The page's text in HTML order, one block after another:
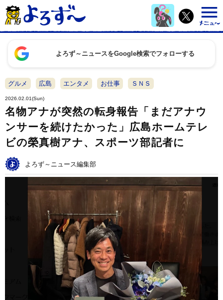
よろず～ニュースをGoogle検索でフォローする
グルメ 広島 エンタメ お仕事 ＳＮＳ
2026.02.01(Sun)
名物アナが突然の転身報告「まだアナウ
ンサーを続けたかった」広島ホームテレ
ビの榮真樹アナ、スポーツ部記者に
よろず～ニュース編集部